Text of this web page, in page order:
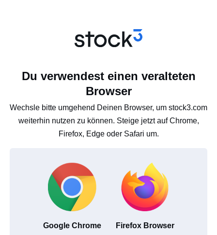
Du verwendest einen veralteten
Browser
Wechsle bitte umgehend Deinen Browser, um stock3.com
weiterhin nutzen zu können. Steige jetzt auf Chrome,
Firefox, Edge oder Safari um.
Google Chrome Firefox Browser